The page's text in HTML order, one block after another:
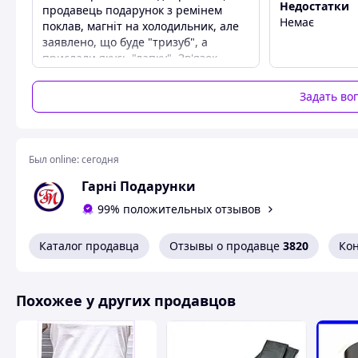
натуральной 100% кожи.
Ширина ремня 40 мм. Стандартная длина
Возможен размер до 1,70 м. Цена на
Цвета: черный, коричневый.
продавець подарунок з ремінем
поклав, магніт на холодильник, але
заявлено, що буде "тризуб", а
прислали якусь "лапку". Зв'язок
зірок.
Недостатки
Немає
Задать
Был online:сегодня
Гарні Подарунки
99% положительных отзывов
Каталог продавца Отзывы о продавце 3820
Похожее у других продавцов